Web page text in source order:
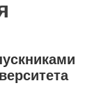
мне креативные
дальше
университета!!!
Школа №657 г.